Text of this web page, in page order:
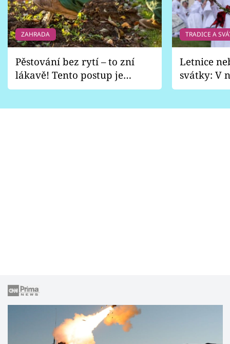
ZAHRADA
Pěstování bez rytí – to zní
lákavě! Tento postup je
vhodný jen pro některé
TRADICE A
Letnice
svátky: V
pondělí